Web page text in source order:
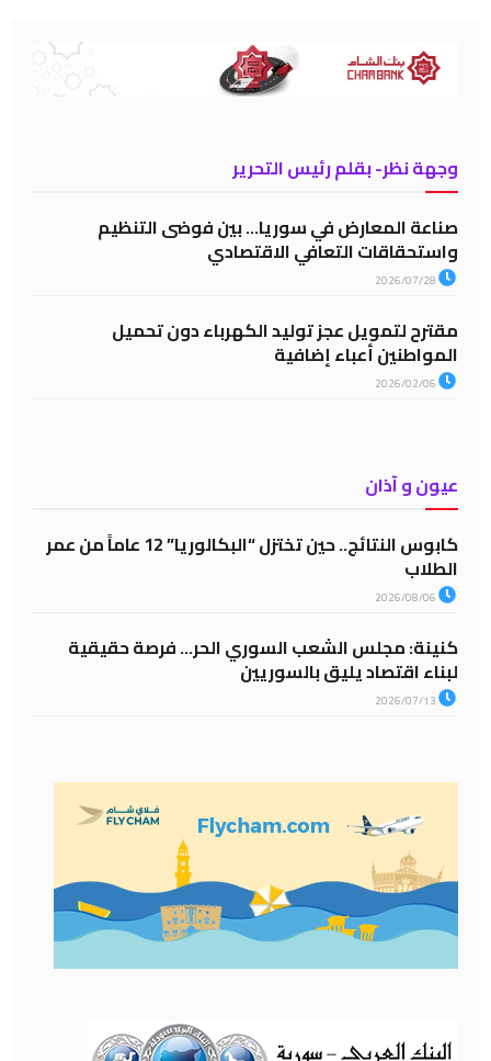
وجهة نظر- بقلم رئيس التحرير
صناعة المعارض في سوريا… بين فوضى التنظيم
واستحقاقات التعافي الاقتصادي
مقترح لتمويل عجز توليد الكهرباء دون تحميل
المواطنين أعباء إضافية
عيون و آذان
كابوس النتائج.. حين تختزل “البكالوريا” 12 عاماً من عمر
الطلاب
كنينة: مجلس الشعب السوري الحر… فرصة حقيقية
لبناء اقتصاد يليق بالسوريين